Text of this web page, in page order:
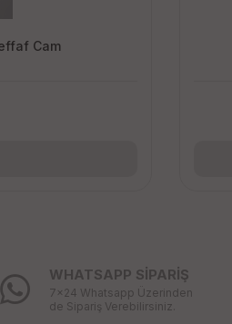
Cam
WHATSAPP SİPARİŞ
7x24 Whatsapp Üzerinden
de Sipariş Verebilirsiniz.